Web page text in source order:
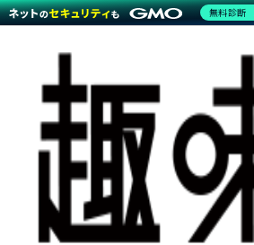
無料診断